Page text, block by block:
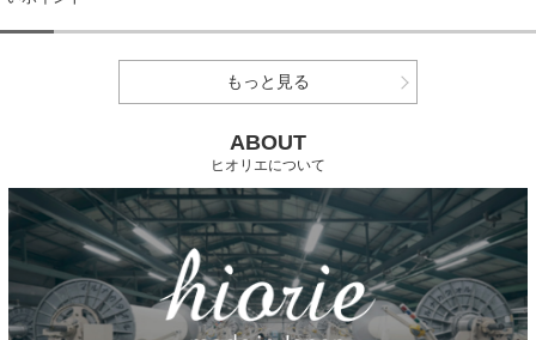
もっと見る
ABOUT
ヒオリエについて